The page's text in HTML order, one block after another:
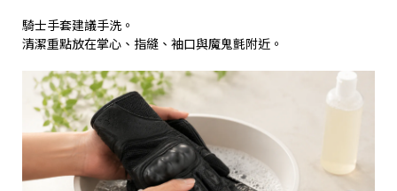
騎士手套建議手洗。
清潔重點放在掌心、指縫、袖口與魔鬼氈附近。